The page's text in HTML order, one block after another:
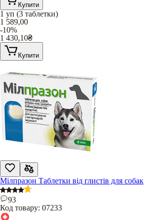
Купити
1 уп (3 таблетки)
1 589,00
-10%
1 430,10₴
Купити
Мілпразон Таблетки від глистів для собак
93
Код товару: 07233